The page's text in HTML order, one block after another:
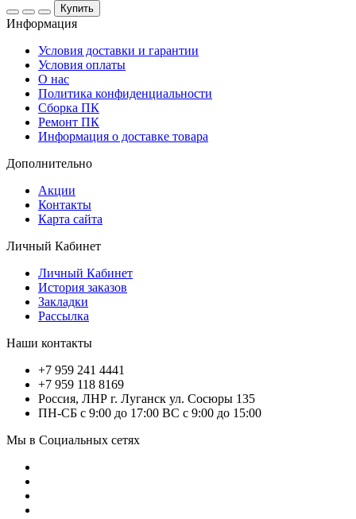
Купить
Информация
Условия доставки и гарантии
Условия оплаты
О нас
Политика конфиденциальности
Сборка ПК
Ремонт ПК
Информация о доставке товара
Дополнительно
Акции
Контакты
Карта сайта
Личный Кабинет
Личный Кабинет
История заказов
Закладки
Рассылка
Наши контакты
+7 959 241 4441
+7 959 118 8169
Россия, ЛНР г. Луганск ул. Сосюры 135
ПН-СБ с 9:00 до 17:00 ВС с 9:00 до 15:00
Мы в Социальных сетях